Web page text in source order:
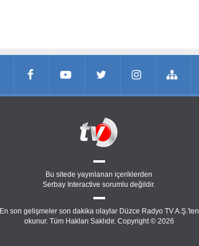
Bu sitede yayınlanan içeriklerden
Serbay Interactive sorumlu değildir.
En son gelişmeler son dakika olaylar Düzce Radyo TV A.Ş.'ten
okunur. Tüm Hakları Saklıdır. Copyright © 2026